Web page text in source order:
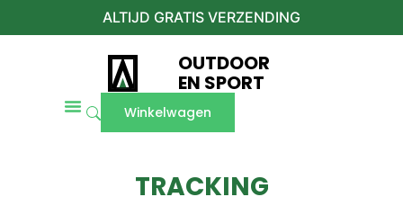
ALTIJD GRATIS VERZENDING
OUTDOOR
EN SPORT
Winkelwagen
TRACKING